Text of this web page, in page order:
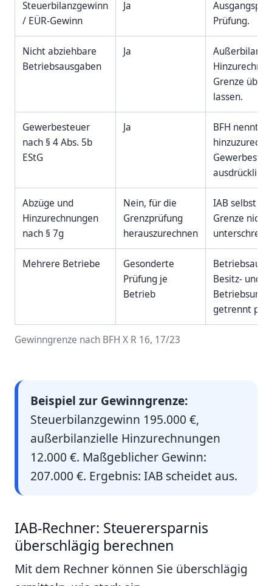
Gewinngrenze nach BFH X R 16, 17/23
Steuerbilanzgewinn
/ EÜR-Gewinn
Ja
Prüfung.
Nicht abziehbare
Betriebsausgaben
Ja
Grenze
lassen.
Gewerbesteuer
nach § 4 Abs. 5b
EStG
Ja
BFH nennt
ausdrücklich.
Abzüge und
Hinzurechnungen
nach § 7g
Nein, für die
Grenzprüfung
herauszurechnen
IAB selbst
Grenze nicht
Mehrere Betriebe
Gesonderte
Prüfung je
Betrieb
Besitz- und
getrennt
Beispiel zur Gewinngrenze:
Steuerbilanzgewinn 195.000 €,
außerbilanzielle Hinzurechnungen
12.000 €. Maßgeblicher Gewinn:
207.000 €. Ergebnis: IAB scheidet aus.
IAB-Rechner: Steuerersparnis
überschlägig berechnen
Mit dem Rechner können Sie überschlägig